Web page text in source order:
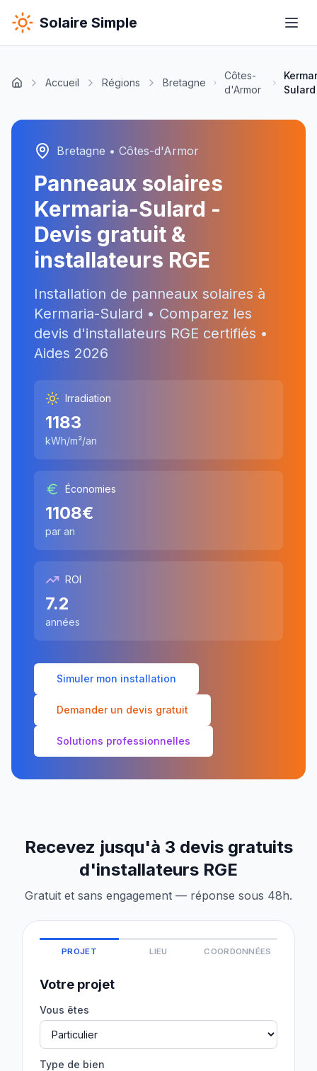
Solaire Simple
Accueil Régions Bretagne
Côtes-
d'Armor
Sulard
Bretagne • Côtes-d'Armor
Panneaux solaires
Kermaria-Sulard -
Devis gratuit &
installateurs RGE
Installation de panneaux solaires à
Kermaria-Sulard • Comparez les
devis d'installateurs RGE certifiés •
Aides 2026
Irradiation
1183
kWh/m²/an
Économies
1108€
par an
ROI
7.2
années
Simuler mon installation
Demander un devis gratuit
Solutions professionnelles
Recevez jusqu'à 3 devis gratuits
d'installateurs RGE
Gratuit et sans engagement — réponse sous 48h.
PROJET LIEU COORDONNÉES
Votre projet
Vous êtes
Type de bien